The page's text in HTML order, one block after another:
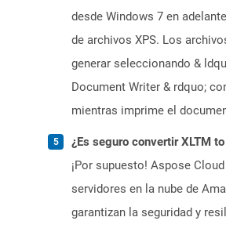
desde Windows 7 en
de archivos XPS. Los
generar seleccionando &
Document Writer & rdquo;
mientras imprime el
¿Es seguro convertir XLTM
¡Por supuesto! Aspose
servidores en la nube de
garantizan la seguridad y